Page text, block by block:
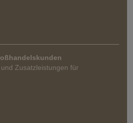
Zusatzleistungen für